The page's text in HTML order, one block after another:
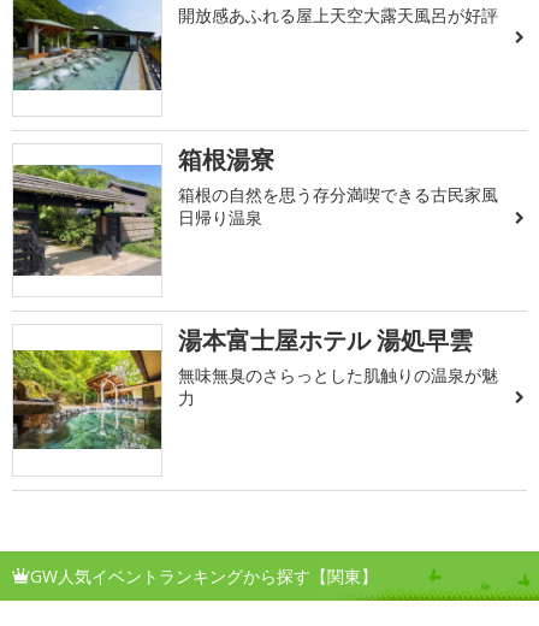
開放感あふれる屋上天空大露天風呂が好評
箱根湯寮
箱根の自然を思う存分満喫できる古民家風
日帰り温泉
湯本富士屋ホテル 湯処早雲
無味無臭のさらっとした肌触りの温泉が魅
力
GW人気イベントランキングから探す【関東】